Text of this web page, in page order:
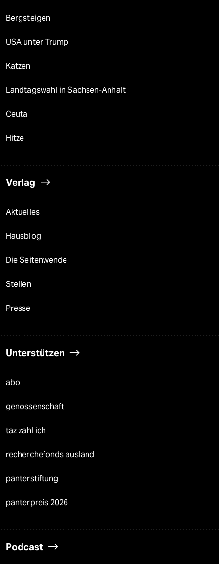
Bergsteigen
USA unter Trump
Katzen
Landtagswahl in Sachsen-Anhalt
Ceuta
Hitze
Verlag
Aktuelles
Hausblog
Die Seitenwende
Stellen
Presse
Unterstützen
abo
genossenschaft
taz zahl ich
recherchefonds ausland
panterstiftung
panterpreis 2026
Podcast